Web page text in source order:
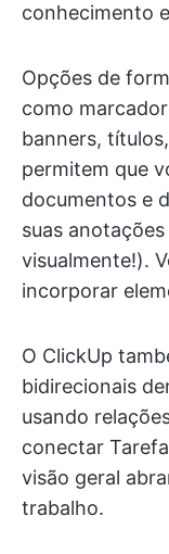
conhecimento
Opções de
como
banners,
permitem que
documentos e
suas
visualmente!).
incorporar
O ClickUp
bidirecionais
usando
conectar
visão geral
trabalho.